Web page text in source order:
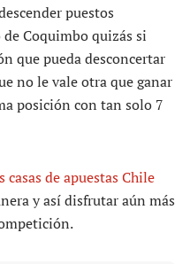
puestos
Coquimbo quizás si
que pueda desconcertar
no le vale otra que ganar
posición con tan solo 7
casas de apuestas Chile
y así disfrutar aún más